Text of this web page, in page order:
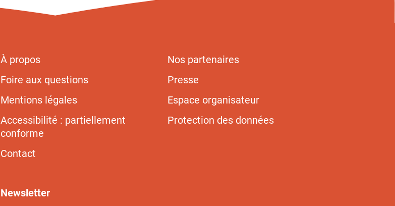
À propos
Nos partenaires
Foire aux questions
Presse
Mentions légales
Espace organisateur
Accessibilité : partiellement
conforme
Protection des données
Contact
Newsletter